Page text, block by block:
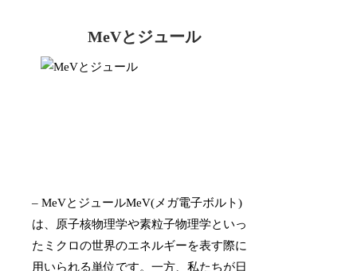
MeVとジュール
– MeVとジュールMeV(メガ電子ボルト)
は、原子核物理学や素粒子物理学といっ
たミクロの世界のエネルギーを表す際に
用いられる単位です。一方、私たちが日